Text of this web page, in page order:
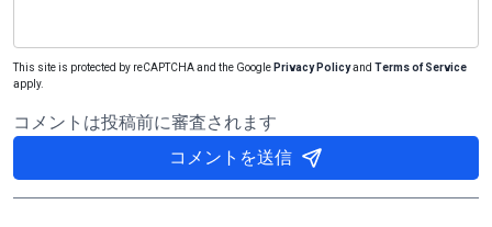
This site is protected by reCAPTCHA and the Google Privacy Policyand Terms of Service
apply.
コメントは投稿前に審査されます
コメントを送信